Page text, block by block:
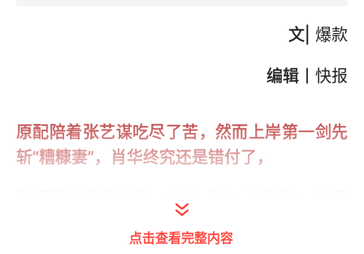
文| 爆款
编辑丨 快报
原配陪着张艺谋吃尽了苦，然而上岸第一剑先
斩“糟糠妻”，肖华终究还是错付了，
和原配分道扬镳后，巩俐成了“大赢家”，然而
点击查看完整内容